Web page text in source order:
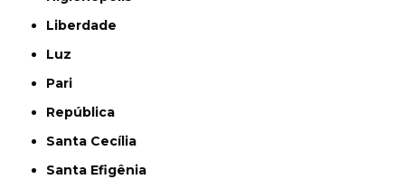
Liberdade
Luz
Pari
República
Santa Cecília
Santa Efigênia